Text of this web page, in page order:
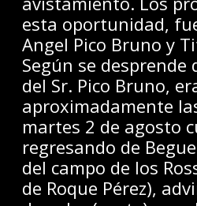
esta oportunidad,
Angel Pico Bruno y
Según se
del Sr. Pico Bruno,
aproximadamente
martes 2 de agosto
regresando de
del campo de los
de Roque Pérez),